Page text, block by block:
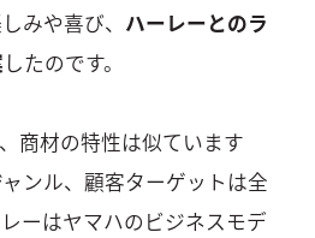
みや喜び、 ハーレーとのラ
したのです。
商材の特性は似ています
ンル、顧客ターゲットは全
ーはヤマハのビジネスモデ